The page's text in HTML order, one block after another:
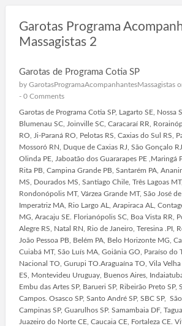
Garotas Programa
Massagistas 2
Garotas de Programa Cotia SP
by GarotasProgramaAcompanhantesMassagistas
- 0 Comments
Garotas de Programa Cotia SP, Lagarto SE, Nossa
Blumenau SC, Joinville SC, Caracaraí RR,
RO, Ji-Paraná RO, Pelotas RS, Caxias do Sul RS,
Mossoró RN, Duque de Caxias RJ, São Gonçalo
Olinda PE, Jaboatão dos Guararapes PE ,Maringá
Rita PB, Campina Grande PB, Santarém PA,
MS, Dourados MS, Santiago Chile, Três Lagoas
Rondonópolis MT, Várzea Grande MT, São José
Imperatriz MA, Rio Largo AL, Arapiraca AL,
MG, Aracaju SE. Florianópolis SC, Boa Vista RR,
Alegre RS, Natal RN, Rio de Janeiro, Teresina .PI,
João Pessoa PB, Belém PA, Belo Horizonte MG,
Cuiabá MT, São Luís MA, Goiânia GO, Paraíso do
Nacional TO, Gurupi TO.Araguaína TO, Vila Velha
ES, Montevideu Uruguay, Buenos Aires,
Embu das Artes SP, Barueri SP, Ribeirão Preto SP,
Campos. Osasco SP, Santo André SP, SBC SP,
Campinas SP, Guarulhos SP. Samambaia DF,
Juazeiro do Norte CE, Caucaia CE, Fortaleza CE.